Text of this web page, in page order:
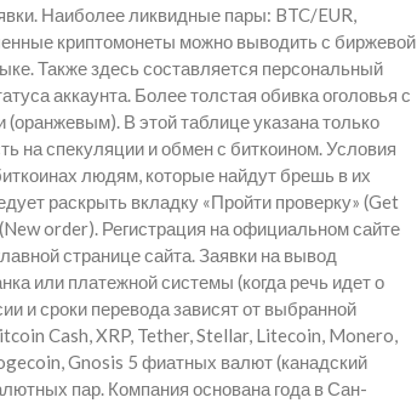
Наиболее ликвидные пары: BTC/EUR,
криптомонеты можно выводить с биржевой
Также здесь составляется персональный
аккаунта. Более толстая обивка оголовья с
В этой таблице указана только
на спекуляции и обмен с биткоином. Условия
людям, которые найдут брешь в их
раскрыть вкладку «Пройти проверку» (Get
order). Регистрация на официальном сайте
странице сайта. Заявки на вывод
или платежной системы (когда речь идет о
и сроки перевода зависят от выбранной
Cash, XRP, Tether, Stellar, Litecoin, Monero,
Gnosis 5 фиатных валют (канадский
пар. Компания основана года в Сан-